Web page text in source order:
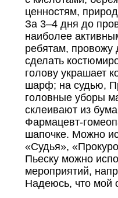
ценностям,
За 3–4 дня до
наиболее
ребятам, провожу
сделать
голову украшает
шарф; на судью,
головные уборы
склеивают из
Фармацевт-
шапочке. Можно
«Судья»,
Пьеску можно
мероприятий,
Надеюсь, что мой